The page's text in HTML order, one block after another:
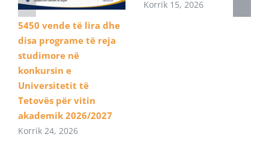
5450 vende të lira dhe
disa programe të reja
studimore në
konkursin e
Universitetit të
Tetovës për vitin
akademik 2026/2027
Korrik 24, 2026
Korrik 15, 2026